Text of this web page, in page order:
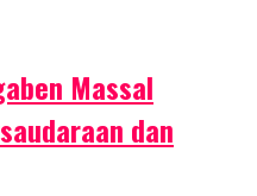
Massal
dan